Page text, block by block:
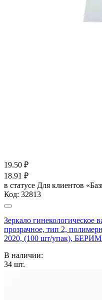
19.50 ₽
18.91 ₽
в статусе Для клиентов
Код: 32813
Зеркало гинекологическое
прозрачное, тип 2,
2020, (100 шт/упак),
В наличии:
34 шт.